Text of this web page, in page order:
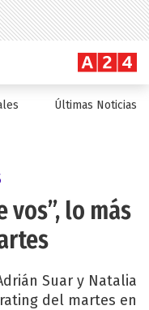
Últimas Noticias
vos”, lo más
Suar y Natalia
del martes en